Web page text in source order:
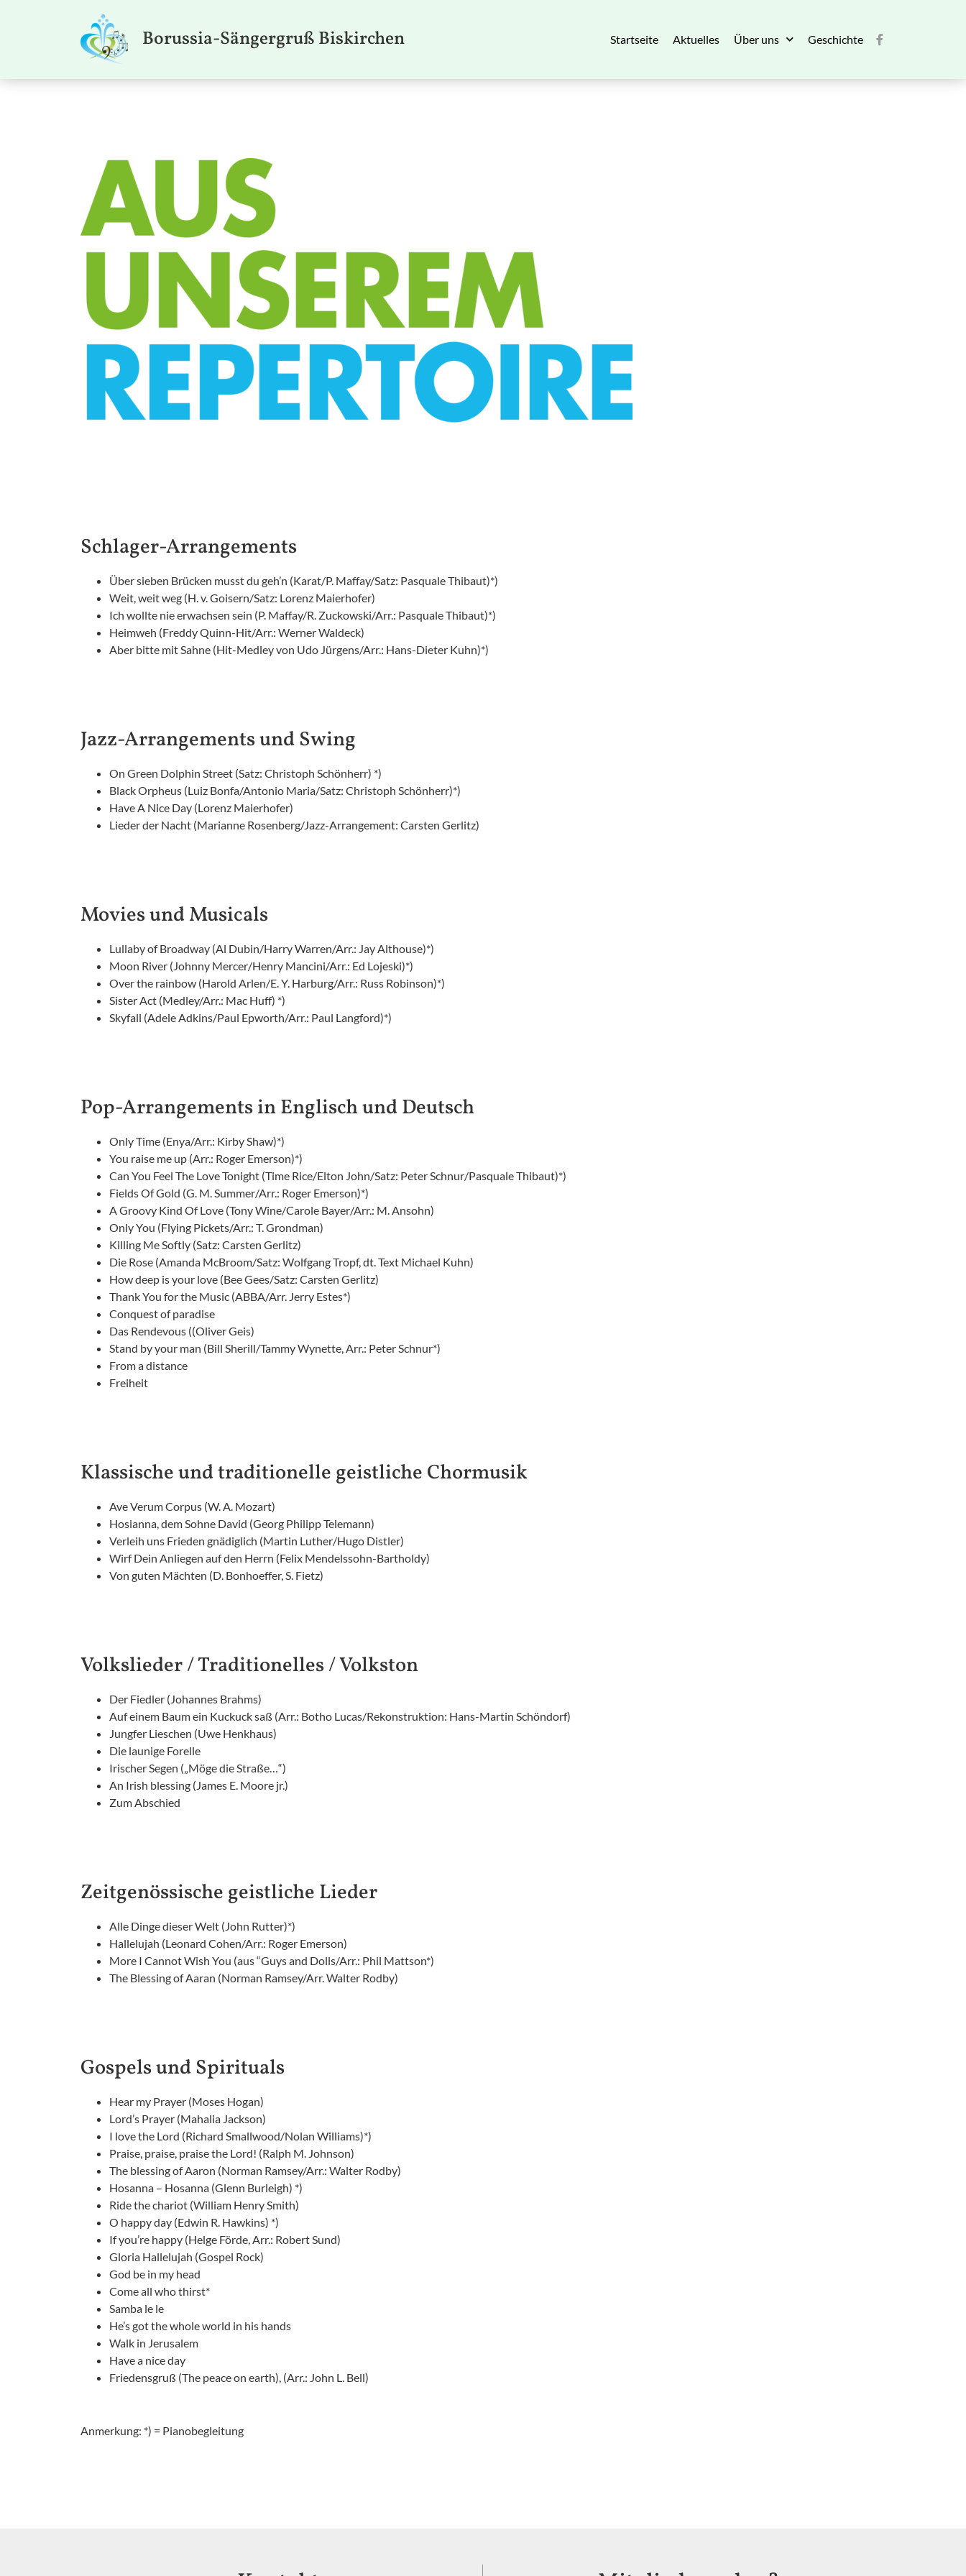
Borussia-Sängergruß Biskirchen Startseite Aktuelles Über uns Geschichte
Schlager-Arrangements
Über sieben Brücken musst du geh’n (Karat/P. Maffay/Satz: Pasquale Thibaut)*)
Weit, weit weg (H. v. Goisern/Satz: Lorenz Maierhofer)
Ich wollte nie erwachsen sein (P. Maffay/R. Zuckowski/Arr.: Pasquale Thibaut)*)
Heimweh (Freddy Quinn-Hit/Arr.: Werner Waldeck)
Aber bitte mit Sahne (Hit-Medley von Udo Jürgens/Arr.: Hans-Dieter Kuhn)*)
Jazz-Arrangements und Swing
On Green Dolphin Street (Satz: Christoph Schönherr) *)
Black Orpheus (Luiz Bonfa/Antonio Maria/Satz: Christoph Schönherr)*)
Have A Nice Day (Lorenz Maierhofer)
Lieder der Nacht (Marianne Rosenberg/Jazz-Arrangement: Carsten Gerlitz)
Movies und Musicals
Lullaby of Broadway (Al Dubin/Harry Warren/Arr.: Jay Althouse)*)
Moon River (Johnny Mercer/Henry Mancini/Arr.: Ed Lojeski)*)
Over the rainbow (Harold Arlen/E. Y. Harburg/Arr.: Russ Robinson)*)
Sister Act (Medley/Arr.: Mac Huff) *)
Skyfall (Adele Adkins/Paul Epworth/Arr.: Paul Langford)*)
Pop-Arrangements in Englisch und Deutsch
Only Time (Enya/Arr.: Kirby Shaw)*)
You raise me up (Arr.: Roger Emerson)*)
Can You Feel The Love Tonight (Time Rice/Elton John/Satz: Peter Schnur/Pasquale Thibaut)*)
Fields Of Gold (G. M. Summer/Arr.: Roger Emerson)*)
A Groovy Kind Of Love (Tony Wine/Carole Bayer/Arr.: M. Ansohn)
Only You (Flying Pickets/Arr.: T. Grondman)
Killing Me Softly (Satz: Carsten Gerlitz)
Die Rose (Amanda McBroom/Satz: Wolfgang Tropf, dt. Text Michael Kuhn)
How deep is your love (Bee Gees/Satz: Carsten Gerlitz)
Thank You for the Music (ABBA/Arr. Jerry Estes*)
Conquest of paradise
Das Rendevous ((Oliver Geis)
Stand by your man (Bill Sherill/Tammy Wynette, Arr.: Peter Schnur*)
From a distance
Freiheit
Klassische und traditionelle geistliche Chormusik
Ave Verum Corpus (W. A. Mozart)
Hosianna, dem Sohne David (Georg Philipp Telemann)
Verleih uns Frieden gnädiglich (Martin Luther/Hugo Distler)
Wirf Dein Anliegen auf den Herrn (Felix Mendelssohn-Bartholdy)
Von guten Mächten (D. Bonhoeffer, S. Fietz)
Volkslieder / Traditionelles / Volkston
Der Fiedler (Johannes Brahms)
Auf einem Baum ein Kuckuck saß (Arr.: Botho Lucas/Rekonstruktion: Hans-Martin Schöndorf)
Jungfer Lieschen (Uwe Henkhaus)
Die launige Forelle
Irischer Segen („Möge die Straße…“)
An Irish blessing (James E. Moore jr.)
Zum Abschied
Zeitgenössische geistliche Lieder
Alle Dinge dieser Welt (John Rutter)*)
Hallelujah (Leonard Cohen/Arr.: Roger Emerson)
More I Cannot Wish You (aus “Guys and Dolls/Arr.: Phil Mattson*)
The Blessing of Aaran (Norman Ramsey/Arr. Walter Rodby)
Gospels und Spirituals
Hear my Prayer (Moses Hogan)
Lord’s Prayer (Mahalia Jackson)
I love the Lord (Richard Smallwood/Nolan Williams)*)
Praise, praise, praise the Lord! (Ralph M. Johnson)
The blessing of Aaron (Norman Ramsey/Arr.: Walter Rodby)
Hosanna – Hosanna (Glenn Burleigh) *)
Ride the chariot (William Henry Smith)
O happy day (Edwin R. Hawkins) *)
If you’re happy (Helge Förde, Arr.: Robert Sund)
Gloria Hallelujah (Gospel Rock)
God be in my head
Come all who thirst*
Samba le le
He’s got the whole world in his hands
Walk in Jerusalem
Have a nice day
Friedensgruß (The peace on earth), (Arr.: John L. Bell)
Anmerkung: *) = Pianobegleitung